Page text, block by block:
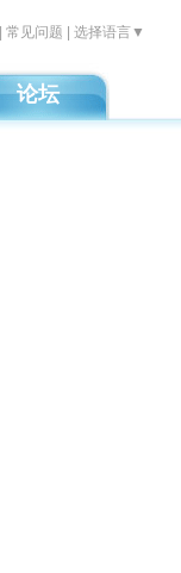
常见问题 | 选择语言▼
论坛